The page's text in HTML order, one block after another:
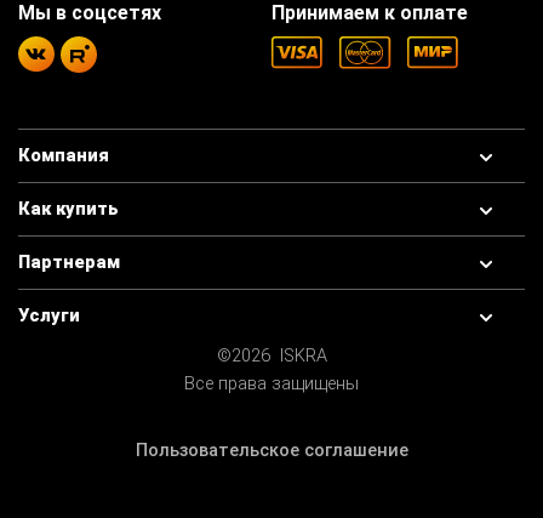
Компания
Как купить
Партнерам
Услуги
©2026 ISKRA
Все права защищены
Пользовательское соглашение
Принимаем к оплате
Мы в соцсетях